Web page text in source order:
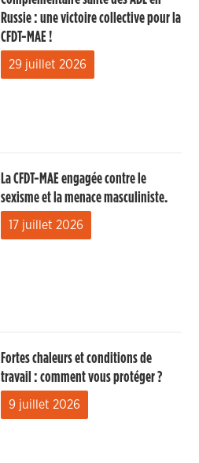
Russie : une victoire collective pour la
CFDT-MAE !
29 juillet 2026
La CFDT-MAE engagée contre le
sexisme et la menace masculiniste.
17 juillet 2026
Fortes chaleurs et conditions de
travail : comment vous protéger ?
9 juillet 2026